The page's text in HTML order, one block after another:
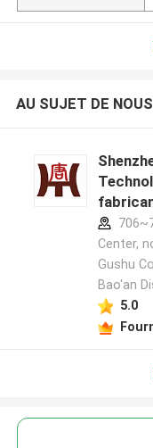
AU SUJET DE NOUS
Center,
Gushu
Bao'an
5.0